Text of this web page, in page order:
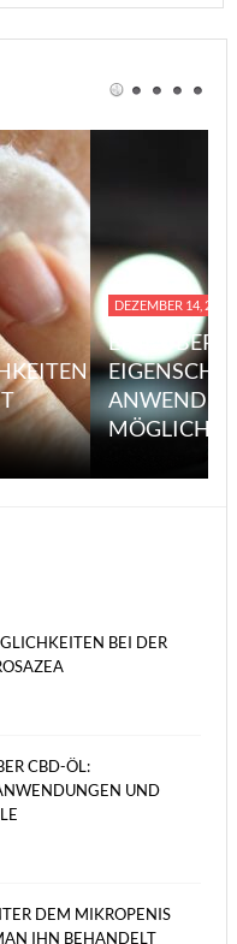
DEZEMBER 14, 2023
EINE
MÖGLICHE
BEI DER
CBD-ÖL:
UND
DEM MIKROPENIS
IHN BEHANDELT